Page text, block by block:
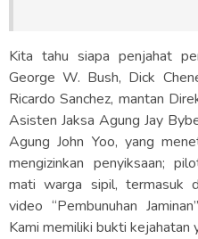
Kita tahu siapa penjahat
George W. Bush, Dick
Ricardo Sanchez, mantan
Asisten Jaksa Agung Jay
Agung John Yoo, yang
mengizinkan penyiksaan;
mati warga sipil, termasuk
video “Pembunuhan
Kami memiliki bukti kejahatan